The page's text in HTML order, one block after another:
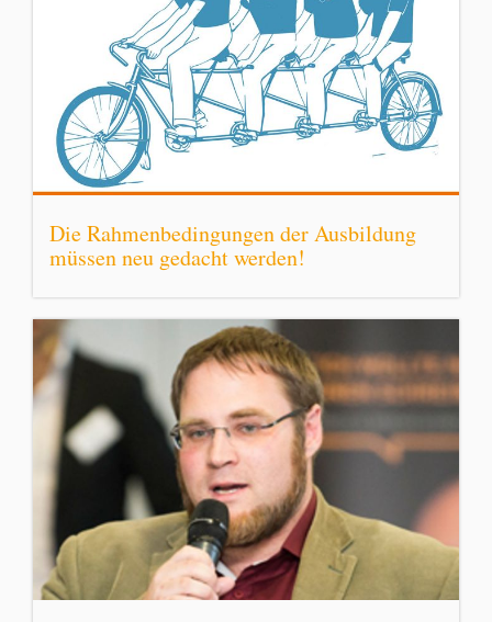
Die Rahmenbedingungen der Ausbildung
müssen neu gedacht werden!